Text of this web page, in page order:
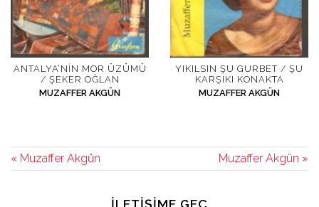
ANTALYA’NIN MOR ÜZÜMÜ
/ ŞEKER OĞLAN
MUZAFFER AKGÜN
YIKILSIN ŞU GURBET / ŞU
KARŞIKI KONAKTA
MUZAFFER AKGÜN
« Muzaffer Akgün Muzaffer Akgün »
İLETIŞIME GEÇ